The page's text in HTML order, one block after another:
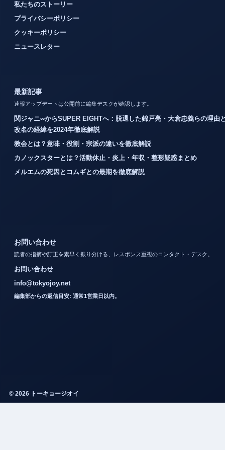
私たちのストーリー
プライバシーポリシー
クッキーポリシー
ニュースレター
最新記事
速報アップデートは公開前に編集デスクが確認します。
関ジャニ∞からSUPER EIGHTへ：脱退した錦戸亮・大倉忠義らの理由
改名の経緯を2024年徹底解説
教会とは？意味・役割・宗派の違いを徹底解説
カノックスターとは？活動休止・炎上・年収・整形疑惑まとめ
メルエムの死因とコムギとの最期を徹底解説
お問い合わせ
読者の指摘や訂正を素早く振り分ける、レスポンス重視のコンタクト・デスク。
お問い合わせ
info@tokyojoy.net
編集部からの返信目安: 通常1営業日以内。
© 2026 トーキョージオイ